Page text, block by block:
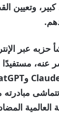
وتعيين
مستفيدًا